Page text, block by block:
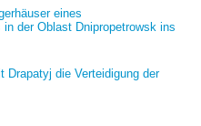
eines
in der Oblast Dnipropetrowsk ins
Drapatyj die Verteidigung der